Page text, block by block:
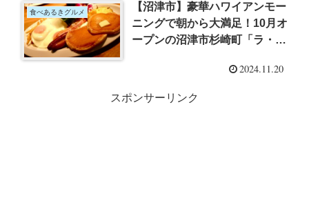
食べあるきグルメ
【沼津市】豪華ハワイアンモー
ニングで朝から大満足！10月オ
ープンの沼津市杉崎町「ラ・オ
2024.11.20
スポンサーリンク